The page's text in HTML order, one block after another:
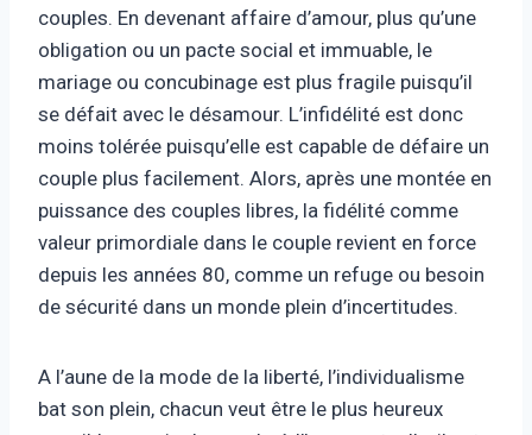
couples. En devenant affaire d’amour, plus qu’une
obligation ou un pacte social et immuable, le
mariage ou concubinage est plus fragile puisqu’il
se défait avec le désamour. L’infidélité est donc
moins tolérée puisqu’elle est capable de défaire un
couple plus facilement. Alors, après une montée en
puissance des couples libres, la fidélité comme
valeur primordiale dans le couple revient en force
depuis les années 80, comme un refuge ou besoin
de sécurité dans un monde plein d’incertitudes.
A l’aune de la mode de la liberté, l’individualisme
bat son plein, chacun veut être le plus heureux